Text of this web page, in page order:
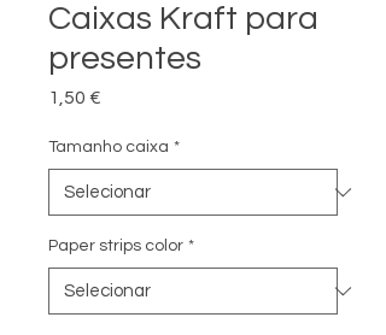
Caixas Kraft para
presentes
1,50 €
Tamanho caixa *
Paper strips color *